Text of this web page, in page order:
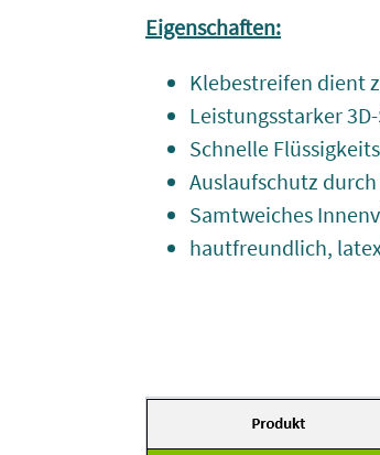
Eigenschaften:
Klebestreifen dient
Leistungsstarker
Schnelle
Auslaufschutz
Samtweiches
hautfreundlich,